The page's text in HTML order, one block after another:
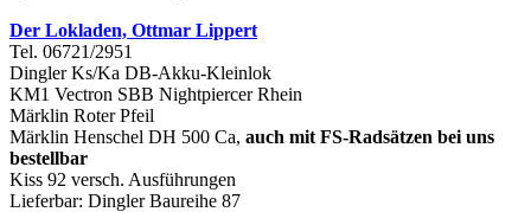
Der Lokladen, Ottmar Lippert
Tel. 06721/2951
Dingler Ks/Ka DB-Akku-Kleinlok
KM1 Vectron SBB Nightpiercer Rhein
Märklin Roter Pfeil
Märklin Henschel DH 500 Ca, auch mit FS-Radsätzen bei uns
bestellbar
Kiss 92 versch. Ausführungen
Lieferbar: Dingler Baureihe 87